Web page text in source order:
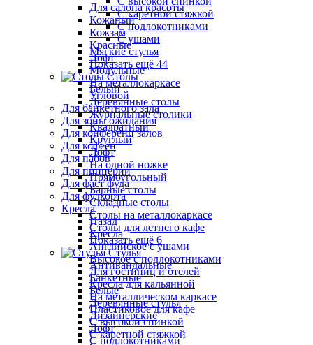
С каретной стяжкой
С подлокотниками
С ушами
Мягкие стулья
Показать ещё 44
Столы
Белый
Деревянные столы
Журнальные столики
Квадратный
Круглый
Лофт
На одной ножке
Прямоугольный
Барные столы
Складные столы
Столы на металлокаркасе
Столы для летнего кафе
Показать ещё 6
Стулья
Антивандальные
Банкетные
Белые
Деревянные стулья
Дизайнерские
Лофт
С подлокотниками
Для салона красоты
Кожаный
Кожзам
Красные
Лофт
Модульные
На металлокаркасе
Угловой
Для банкетного зала
Для зоны ожидания
Для конференц залов
Для кофеен
Для пабов
Для пиццерии
Для фаст фуда
Для фудкорта
Кресла
Назад
Кресла
Английское с ушами
Высокое с подлокотниками
Для гостиниц и отелей
Кресла для кальянной
На металлическом каркасе
Пластиковое для кафе
С высокой спинкой
С каретной стяжкой